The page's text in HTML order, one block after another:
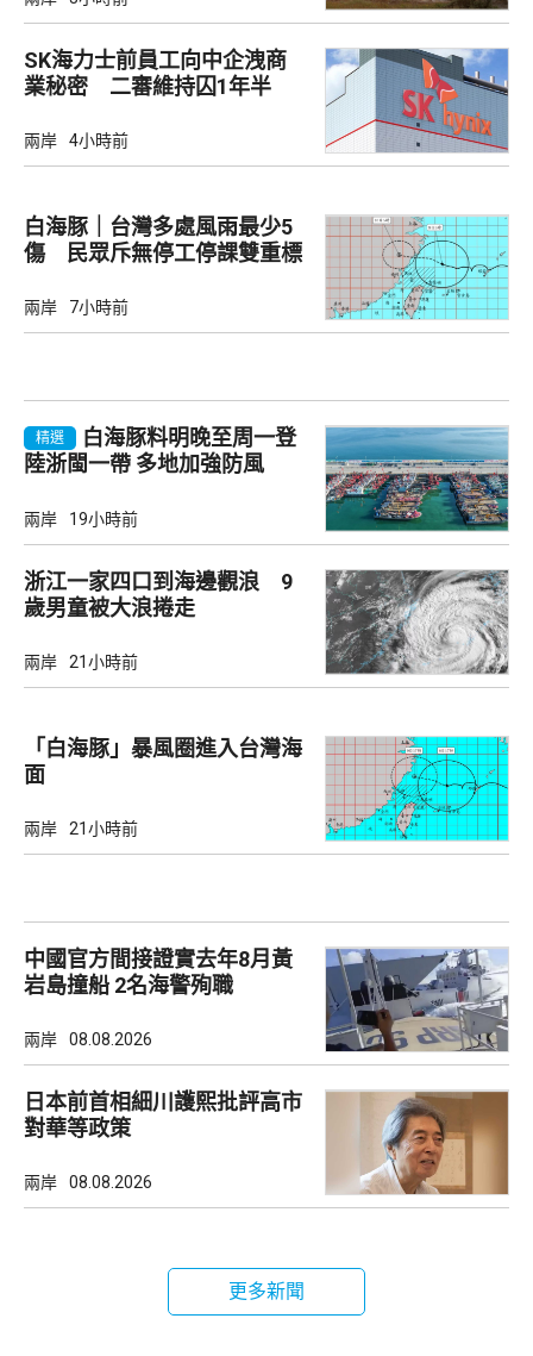
SK海力士前員工向中企洩商
業秘密 二審維持囚1年半
兩岸 4小時前
白海豚｜台灣多處風雨最少5
傷 民眾斥無停工停課雙重標
兩岸 7小時前
精選
白海豚料明晚至周一登
陸浙閩一帶 多地加強防風
兩岸 19小時前
浙江一家四口到海邊觀浪 9
歲男童被大浪捲走
兩岸 21小時前
「白海豚」暴風圈進入台灣海
面
兩岸 21小時前
中國官方間接證實去年8月黃
岩島撞船 2名海警殉職
兩岸 08.08.2026
日本前首相細川護熙批評高市
對華等政策
兩岸 08.08.2026
更多新聞